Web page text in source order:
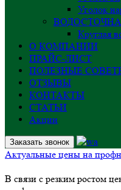
Уголок
Круглая
О КОМПАНИИ
ПРАЙС-ЛИСТ
ПОЛЕЗНЫЕ
ОТЗЫВЫ
КОНТАКТЫ
СТАТЬИ
Акции
Заказать звонок
Актуальные цены на
В связи с резким ростом